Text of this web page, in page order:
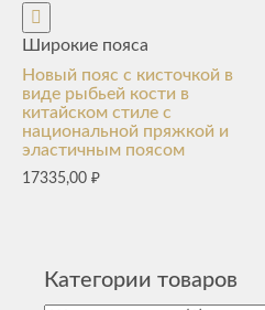
Широкие пояса
Новый пояс с кисточкой в
виде рыбьей кости в
китайском стиле с
национальной пряжкой и
эластичным поясом
17335,00 ₽
Категории товаров